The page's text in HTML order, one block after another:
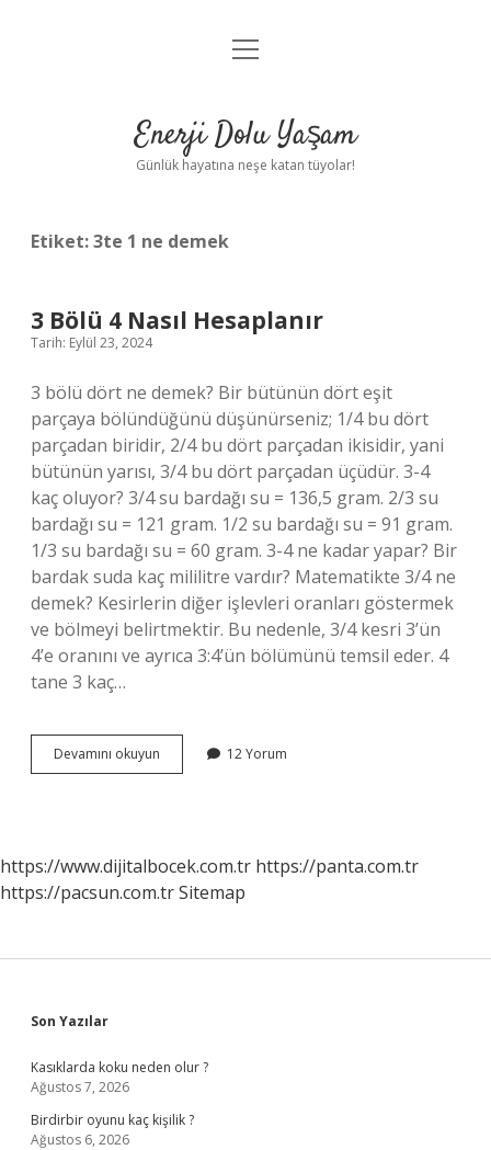
Anasayfa
Yasal Uyarı
menüyü
Enerji Dolu Yaşam
Günlük hayatına neşe katan tüyolar!
Etiket:3te 1 ne demek
3 Bölü 4 Nasıl Hesaplanır
Tarih: Eylül 23, 2024
3 bölü dört ne demek? Bir bütünün dört eşit
parçaya bölündüğünü düşünürseniz; 1/4 bu dört
parçadan biridir, 2/4 bu dört parçadan ikisidir, yani
bütünün yarısı, 3/4 bu dört parçadan üçüdür. 3-4
kaç oluyor? 3/4 su bardağı su = 136,5 gram. 2/3 su
bardağı su = 121 gram. 1/2 su bardağı su = 91 gram.
1/3 su bardağı su = 60 gram. 3-4 ne kadar yapar? Bir
bardak suda kaç mililitre vardır? Matematikte 3/4 ne
demek? Kesirlerin diğer işlevleri oranları göstermek
ve bölmeyi belirtmektir. Bu nedenle, 3/4 kesri 3’ün
4’e oranını ve ayrıca 3:4’ün bölümünü temsil eder. 4
tane 3 kaç…
Devamını okuyun
Bölü
12 Yorum
https://www.dijitalbocek.com.tr https://panta.com.tr
https://pacsun.com.trSitemap
Sidebar
Son Yazılar
Kasıklarda koku neden olur ?
Ağustos 7, 2026
Birdirbir oyunu kaç kişilik ?
Ağustos 6, 2026